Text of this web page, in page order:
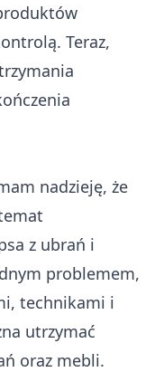
Teraz,
nadzieję, że
z ubrań i
problemem,
technikami i
utrzymać
oraz mebli.